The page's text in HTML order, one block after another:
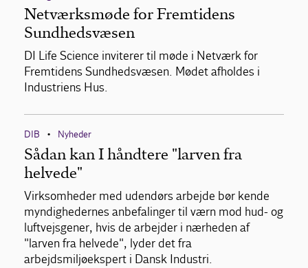
Netværksmøde for Fremtidens
Sundhedsvæsen
DI Life Science inviterer til møde i Netværk for
Fremtidens Sundhedsvæsen. Mødet afholdes i
Industriens Hus.
DIB • Nyheder
Sådan kan I håndtere "larven fra
helvede"
Virksomheder med udendørs arbejde bør kende
myndighedernes anbefalinger til værn mod hud- og
luftvejsgener, hvis de arbejder i nærheden af
"larven fra helvede", lyder det fra
arbejdsmiljøekspert i Dansk Industri.